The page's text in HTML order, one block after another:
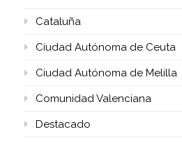
Cataluña
Ciudad Autónoma de Ceuta
Ciudad Autónoma de Melilla
Comunidad Valenciana
Destacado